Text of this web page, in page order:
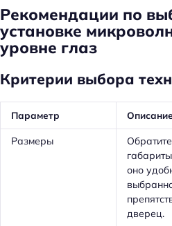
Рекомендации по
установке
уровне глаз
Критерии выбора
Параметр Описание
Размеры
оно
дверец.